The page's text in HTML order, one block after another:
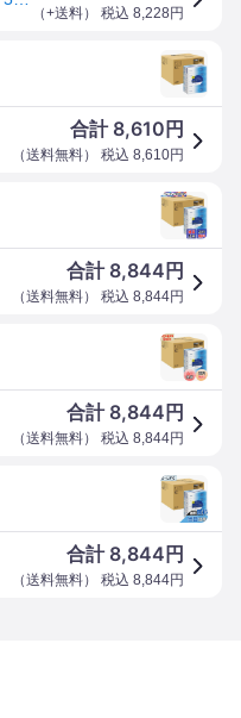
（+送料） 税込 8,228 円
合計 8,610 円
（送料無料） 税込 8,610円
合計 8,844 円
（送料無料） 税込 8,844円
合計 8,844 円
（送料無料） 税込 8,844円
合計 8,844 円
（送料無料） 税込 8,844円